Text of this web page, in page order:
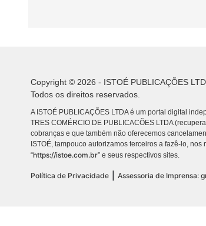
Copyright © 2026 - ISTOÉ PUBLICAÇÕES
Todos os direitos reservados.
A ISTOÉ PUBLICAÇÕES LTDA é um portal digital
TRES COMÉRCIO DE PUBLICACÕES LTDA
cobranças e que também não oferecemos
ISTOÉ, tampouco autorizamos terceiros a fazê-lo,
“https://istoe.com.br” e seus respectivos sites.
Política de Privacidade Assessoria de Imprensa: